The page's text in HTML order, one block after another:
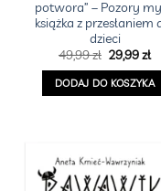
potwora” – Pozory
książka z przesłaniem
dzieci
49,99zł Pierwotna
cena
wynosiła:
49,99 zł.
29,99zł
DODAJ DO KOSZYKA